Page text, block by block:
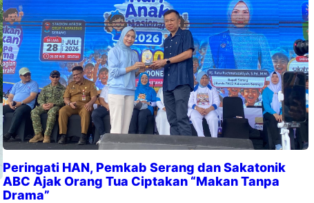
Peringati HAN, Pemkab Serang dan Sakatonik
ABC Ajak Orang Tua Ciptakan “Makan Tanpa
Drama”